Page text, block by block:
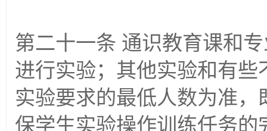
第二十一条 通识教育课和
进行实验；其他实验和有
实验要求的最低人数为准
保学生实验操作训练任务